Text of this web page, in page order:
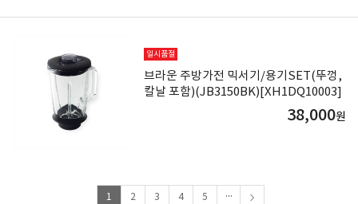
일시품절
브라운 주방가전 믹서기/용기SET(뚜껑,
칼날 포함)(JB3150BK)[XH1DQ10003]
38,000원
1 2 3 4 5 ...